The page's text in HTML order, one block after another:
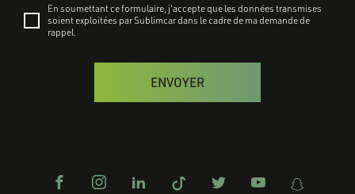
En soumettant ce formulaire, j'accepte que les données transmises
soient exploitées par Sublimcar dans le cadre de ma demande de
rappel.
ENVOYER